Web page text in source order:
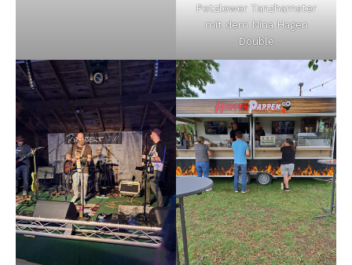
Potzlower Tanzhamster
mit dem Nina Hagen
Double